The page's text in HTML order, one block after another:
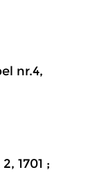
nr.4,
1701 ;